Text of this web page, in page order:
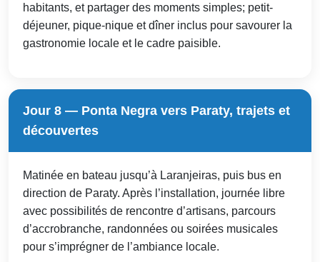
habitants, et partager des moments simples; petit-
déjeuner, pique-nique et dîner inclus pour savourer la
gastronomie locale et le cadre paisible.
Jour 8 — Ponta Negra vers Paraty, trajets et
découvertes
Matinée en bateau jusqu’à Laranjeiras, puis bus en
direction de Paraty. Après l’installation, journée libre
avec possibilités de rencontre d’artisans, parcours
d’accrobranche, randonnées ou soirées musicales
pour s’imprégner de l’ambiance locale.